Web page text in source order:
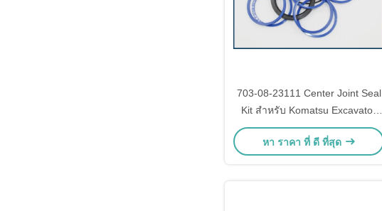
703-08-23111 Center Joint Seal
Kit สำหรับ Komatsu Excavator
PC30-7 PC40-7
หา ราคา ที่ ดี ที่สุด